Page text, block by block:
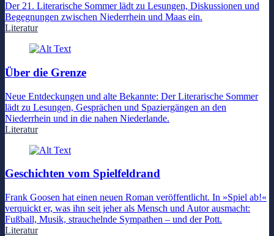
Der 21. Literarische Sommer lädt zu Lesungen, Diskussionen und
Begegnungen zwischen Niederrhein und Maas ein.
Literatur
Über die Grenze
Neue Entdeckungen und alte Bekannte: Der Literarische Sommer
lädt zu Lesungen, Gesprächen und Spaziergängen an den
Niederrhein und in die nahen Niederlande.
Literatur
Geschichten vom Spielfeldrand
Frank Goosen hat einen neuen Roman veröffentlicht. In »Spiel ab!«
verquickt er, was ihn seit jeher als Mensch und Autor ausmacht:
Fußball, Musik, strauchelnde Sympathen – und der Pott.
Literatur